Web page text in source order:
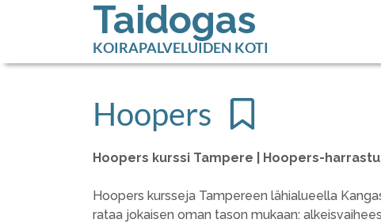
Taidogas
KOIRAPALVELUIDEN KOTI
Hoopers
Hoopers kurssi Tampere | Hoopers-
Hoopers kursseja Tampereen lähialueella
rataa jokaisen oman tason mukaan: